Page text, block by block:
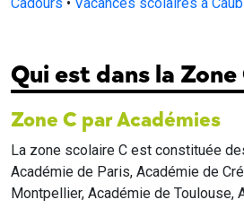
Qui est dans la Zone
Zone C par Académies
La zone scolaire C est constituée
Académie de Paris, Académie de
Montpellier, Académie de Toulouse,